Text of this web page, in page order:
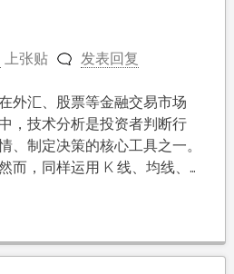
上张贴 发表回复
外汇、股票等金融交易市场
中，技术分析是投资者判断行
、制定决策的核心工具之一。
而，同样运用 K 线、均线、…